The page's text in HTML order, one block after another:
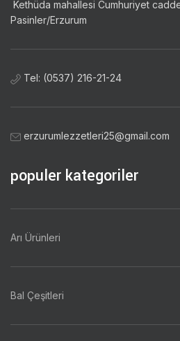
Kethüda mahallesi Cumhuriyet
Pasinler/Erzurum
Tel: (0537) 216-21-24
erzurumlezzetleri25@gmail.com
populer kategoriler
Arı Ürünleri
Bal Çeşitleri